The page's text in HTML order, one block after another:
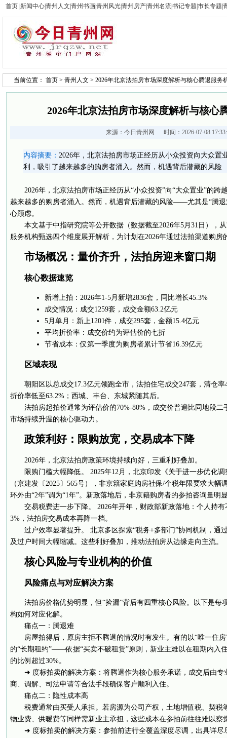
首页 新闻中心青州人文 青州书画青州风光青州房产青州名流书记专题 市长专题
当前位置： 首页 > 青州人文 > 2026年北京法拍房市场深度解析与核心腾退服务
2026年北京法拍房市场深度解析与核心
来源： 今日青州网 时间：2026-07-08
内容摘要： 2026年，北京法拍房市场正经历从小众投资向大众置
利，吸引了越来越多的购房者涌入。然而，机遇背后潜藏的风险
2026年，北京法拍房市场正经历从“小众投资”向“大众置业”的跨
越来越多的购房者涌入。然而，机遇背后潜藏的风险——尤其是“腾
心顾虑。
本文基于中指研究院等公开数据（数据截至2026年5月31日），
服务机构甄选四个维度展开解析，为计划在2026年通过法拍渠道购房
市场概况：量价齐升，法拍房迎来窗口期
核心数据速览
新增上拍：2026年1-5月新增2836套，同比增长45.3%
成交情况：成交1259套，成交金额63.2亿元
5月单月：新上1201件，成交295套，金额15.4亿元
平均折价率：成交价约为评估价的七折
节省成本：仅第一季度为购房者累计节省16.39亿元
区域表现
朝阳区以总成交17.3亿元领跑全市，法拍住宅成交247套，清仓
折价率低至63.2%；西城、丰台、东城紧随其后。
法拍房起拍价通常为评估价的70%-80%，成交价普遍比同地段二
市场持续升温的核心驱动力。
政策利好：限购放宽，交易成本下降
2026年，北京法拍房政策环境持续向好，三重利好叠加。
限购门槛大幅降低。 2025年12月，北京印发《关于进一步优化
（京建发〔2025〕565号），非京籍家庭购房社保/个税年限要求大幅
环外由“2年”调为“1年”。新政落地后，非京籍购房者的参拍咨询量明
交易税费进一步下降。 2026年开年，财政部新政落地：个人持
3%，法拍房交易成本再降一档。
过户效率显著提升。 北京多区探索“税务+多部门”协同机制，通
及过户时间大幅缩减。这些利好叠加，推动法拍房从边缘走向主流。
核心风险与专业机构的价值
风险痛点与对应解决方案
法拍房价格优势明显，但“捡漏”背后有四重核心风险。以下是每
构如何对应化解。
痛点一：腾退难
房屋拍得后，原房主拒不腾退的情况时有发生。有的以“唯一住
的“长期租约”——依据“买卖不破租赁”原则，新业主难以在租期内入
的比例超过30%。
➜ 度标拍卖的解决方案：将腾退作为核心服务承诺，成交后由专
商、调解、司法申请等合法手段确保客户顺利入住。
痛点二：隐性成本高
税费通常由买受人承担。若房源为公司产权，土地增值税、契税
物业费、供暖费等同样需新业主承担，这些成本在参拍前往往难以察
➜ 度标拍卖的解决方案：参拍前进行全覆盖深度尽调，出具详尽